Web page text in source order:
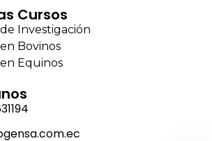
Cursos
Investigación
Bovinos
Equinos